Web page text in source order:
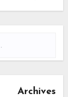
Archives